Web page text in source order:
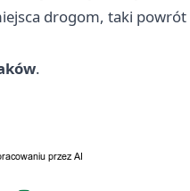
drogom, taki
.